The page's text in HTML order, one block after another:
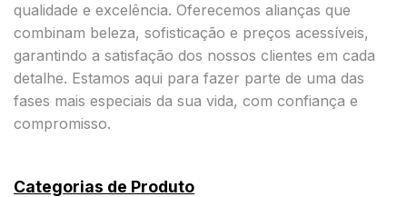
qualidade e excelência. Oferecemos alianças que
combinam beleza, sofisticação e preços acessíveis,
garantindo a satisfação dos nossos clientes em cada
detalhe. Estamos aqui para fazer parte de uma das
fases mais especiais da sua vida, com confiança e
compromisso.
Categorias de Produto